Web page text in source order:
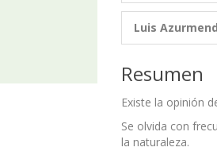
Luis
Resumen
Existe la opinión
Se olvida con
la naturaleza.